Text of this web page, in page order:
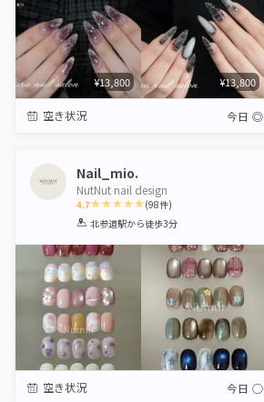
¥13,800 ¥13,800
空き状況 今日 ◎
Nail_mio.
NutNut nail design
4.7
1 2 3 4 5
(98件)
北参道駅から徒歩3分
空き状況 今日 ◯